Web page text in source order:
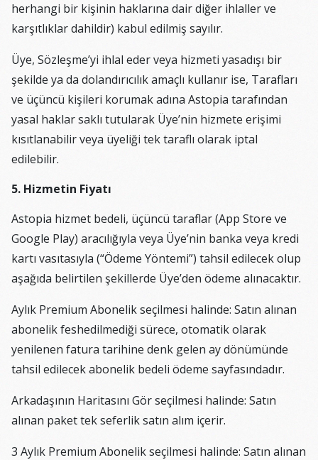
herhangi bir kişinin haklarına dair diğer ihlaller ve
karşıtlıklar dahildir) kabul edilmiş sayılır.
Üye, Sözleşme’yi ihlal eder veya hizmeti yasadışı bir
şekilde ya da dolandırıcılık amaçlı kullanır ise, Tarafları
ve üçüncü kişileri korumak adına Astopia tarafından
yasal haklar saklı tutularak Üye’nin hizmete erişimi
kısıtlanabilir veya üyeliği tek taraflı olarak iptal
edilebilir.
5. Hizmetin Fiyatı
Astopia hizmet bedeli, üçüncü taraflar (App Store ve
Google Play) aracılığıyla veya Üye’nin banka veya kredi
kartı vasıtasıyla (“Ödeme Yöntemi”) tahsil edilecek olup
aşağıda belirtilen şekillerde Üye’den ödeme alınacaktır.
Aylık Premium Abonelik seçilmesi halinde: Satın alınan
abonelik feshedilmediği sürece, otomatik olarak
yenilenen fatura tarihine denk gelen ay dönümünde
tahsil edilecek abonelik bedeli ödeme sayfasındadır.
Arkadaşının Haritasını Gör seçilmesi halinde: Satın
alınan paket tek seferlik satın alım içerir.
3 Aylık Premium Abonelik seçilmesi halinde: Satın alınan